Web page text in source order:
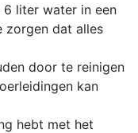
6 liter water in een
zorgen dat alles
door te reinigen
kan
hebt met het